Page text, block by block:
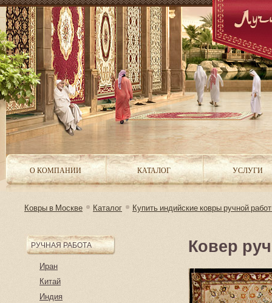
Ковры в Москве Каталог Купить индийские ковры ручной
РУЧНАЯ РАБОТА
Иран
Китай
Индия
Ковер
О КОМПАНИИ КАТАЛОГ УСЛУГИ